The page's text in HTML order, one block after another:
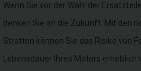
Wenn Sie vor der Wahl der
denken Sie an die Zukunft. Mit den
Stratton können Sie das Risiko von
Lebensdauer Ihres Motors